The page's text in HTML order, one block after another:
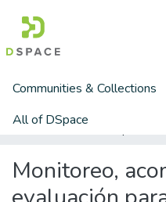
Communities & Collections
All of DSpace
Home
Segunda
Monitoreo,